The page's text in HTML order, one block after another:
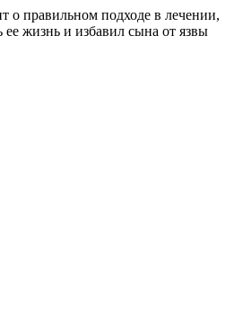
о правильном подходе в лечении,
жизнь и избавил сына от язвы